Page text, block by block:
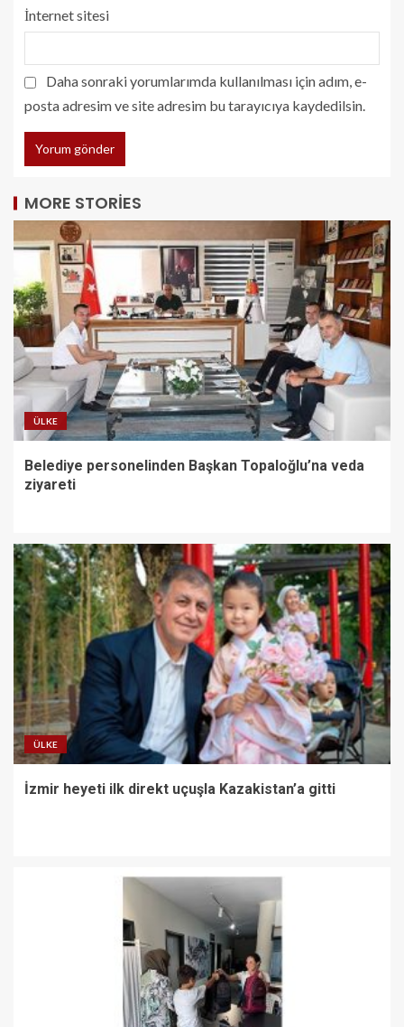
İnternet sitesi
Daha sonraki yorumlarımda kullanılması için adım, e-
posta adresim ve site adresim bu tarayıcıya kaydedilsin.
MORE STORIES
ÜLKE
Belediye personelinden Başkan Topaloğlu’na veda
ziyareti
ÜLKE
İzmir heyeti ilk direkt uçuşla Kazakistan’a gitti